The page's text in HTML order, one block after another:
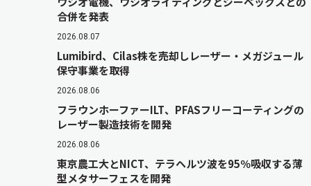
合併を発表
2026.08.07
Lumibird、Cilas株を売却しレーザー・メガジュール
保守事業を取得
2026.08.06
フラウンホーファーILT、PFASフリーコーティングの
レーザー製造技術を開発
2026.08.06
東京農工大とNICT、テラヘルツ波を95％吸収する薄
型メタサーフェスを開発